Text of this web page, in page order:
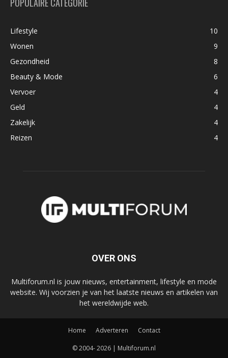
Lifestyle
10
Wonen
9
Gezondheid
8
Beauty & Mode
6
Vervoer
4
Geld
4
Zakelijk
4
Reizen
4
OVER ONS
Multiforum.nl is jouw nieuws, entertainment, lifestyle en mode
website. Wij voorzien je van het laatste nieuws en artikelen van
het wereldwijde web.
Home Adverteren Contact
© 2004- 2026 | Multiforum.nl